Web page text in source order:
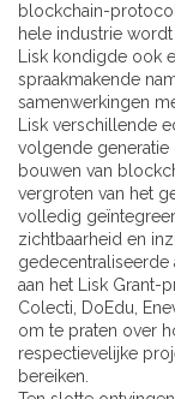
blockchain-
hele industrie
Lisk kondigde ook
spraakmakende
samenwerkingen
Lisk verschillende
volgende generatie
bouwen van
vergroten van het
volledig
zichtbaarheid en
gedecentraliseerde
aan het Lisk Grant-
Colecti, DoEdu,
om te praten over
respectievelijke
bereiken.